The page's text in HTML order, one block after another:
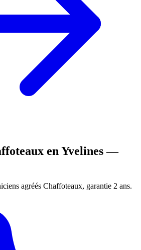
en Yvelines —
agréés Chaffoteaux, garantie 2 ans.